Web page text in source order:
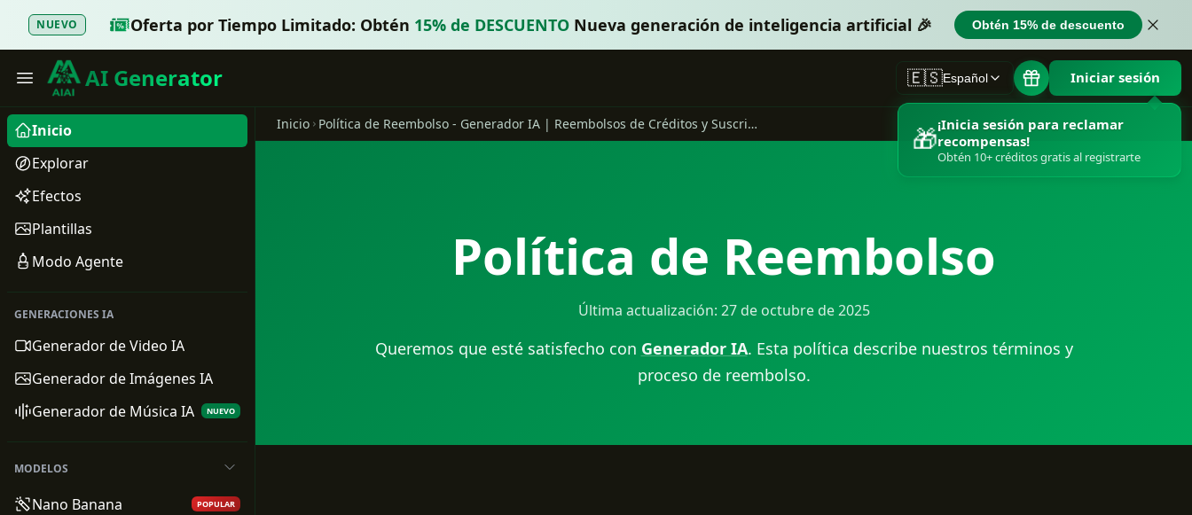
NUEVO Oferta por Tiempo Limitado: Obtén 15% de DESCUENTONueva generación de inteligencia artificial 🎉 Obtén 15% de descuento
AI Generator 🇪🇸Español Iniciar sesión
🎁¡Inicia sesión para reclamar
recompensas!
Obtén 10+ créditos gratis al registrarte
Inicio
Explorar
Efectos
Plantillas
Modo Agente
GENERACIONES IA
Generador de Video IA
Generador de Imágenes IA
Generador de Música IA
NUEVO
MODELOS
Nano Banana POPULAR
Inicio Política de Reembolso - Generador IA | Reembolsos de Créditos y Suscripciones
Política de Reembolso
Última actualización: 27 de octubre de 2025
Queremos que esté satisfecho con Generador IA. Esta política describe nuestros términos y
proceso de reembolso.